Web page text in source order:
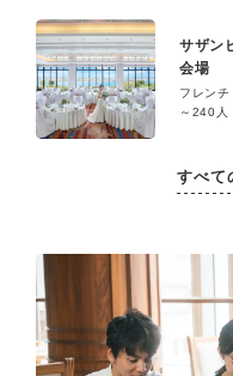
サザン
会場
フレン
～240人
すべて